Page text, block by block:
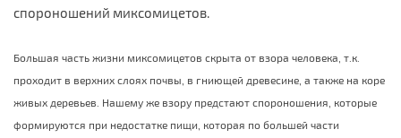
спороношений миксомицетов.
Большая часть жизни миксомицетов скрыта от взора человека, т.к.
проходит в верхних слоях почвы, в гниющей древесине, а также на коре
живых деревьев. Нашему же взору предстают спороношения, которые
формируются при недостатке пищи, которая по большей части